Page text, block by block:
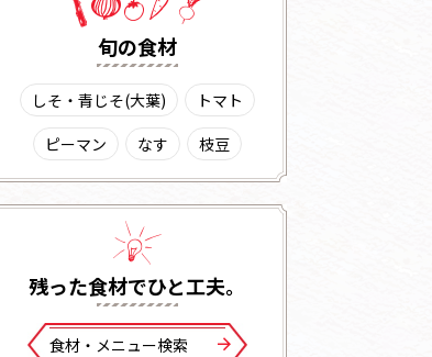
旬の⾷材
しそ・青じそ(大葉)
トマト
ピーマン
なす 枝豆
残った⾷材でひと⼯夫。
⾷材・メニュー検索